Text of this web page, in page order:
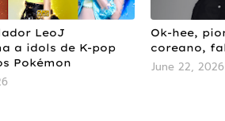
LeoJ
a idols de K-pop
Pokémon
Ok-hee,
coreano,
June 22, 2026